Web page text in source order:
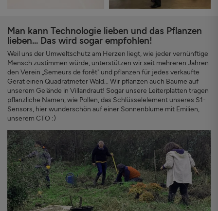
Man kann Technologie lieben und das Pflanzen
lieben... Das wird sogar empfohlen!
Weil uns der Umweltschutz am Herzen liegt, wie jeder vernünftige
Mensch zustimmen würde, unterstützen wir seit mehreren Jahren
den Verein „Semeurs de forêt" und pflanzen für jedes verkaufte
Gerät einen Quadratmeter Wald... Wir pflanzen auch Bäume auf
unserem Gelände in Villandraut! Sogar unsere Leiterplatten tragen
pflanzliche Namen, wie Pollen, das Schlüsselelement unseres S1-
Sensors, hier wunderschön auf einer Sonnenblume mit Emilien,
unserem CTO :)